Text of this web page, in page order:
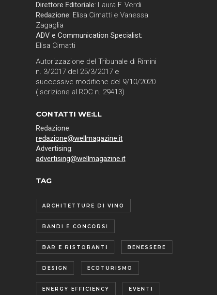
Direttore Editoriale: Laura F. Verdi
Redazione: Elisa Cimatti e Vanessa
Zagaglia
ADV e Communication Specialist:
Elisa Cimatti
Autorizzazione del Tribunale di Rimini
n. 3/2017 del 25/3/2017 e
successive modifiche del 9/10/2020
(Iscrizione al ROC n. 29413)
CONTATTI WE:LL
Redazione:
redazione@wellmagazine.it
Advertising:
advertising@wellmagazine.it
TAG
ARCHITETTURE DI VINO
BANDI E CONCORSI
BAR E RISTORANTI BENESSERE
DESIGN ECOTURISMO
ENERGY EFFICIENCY EVENTI